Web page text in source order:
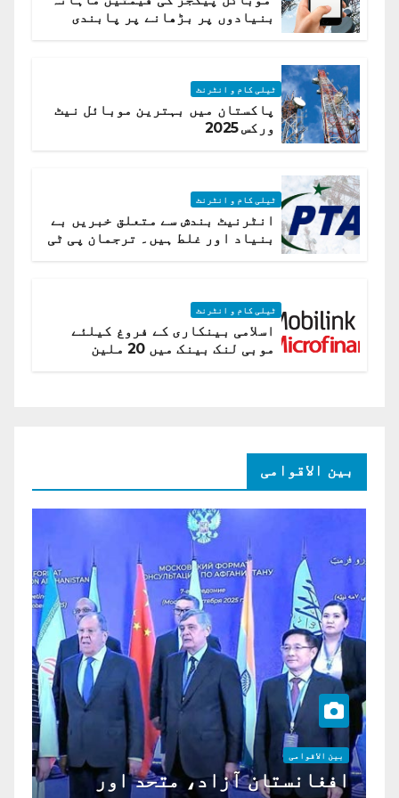
بنیادوں پر بڑھانے پر پابندی
ٹیلی کام و انٹرنٹ
پاکستان میں بہترین موبائل نیٹ
ورکس 2025
ٹیلی کام و انٹرنٹ
انٹرنیٹ بندش سے متعلق خبریں بے
بنیاد اور غلط ہیں۔ ترجمان پی ٹی
ٹیلی کام و انٹرنٹ
اسلامی بینکاری کے فروغ کیلئے
موبی لنک بینک میں 20 ملین
بین الاقوامی
بین الاقوامی
افغانستان آزاد، متحد اور